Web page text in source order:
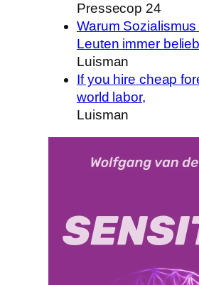
Pressecop 24
Warum
Leuten immer
Luisman
If you hire cheap
world labor,
Luisman